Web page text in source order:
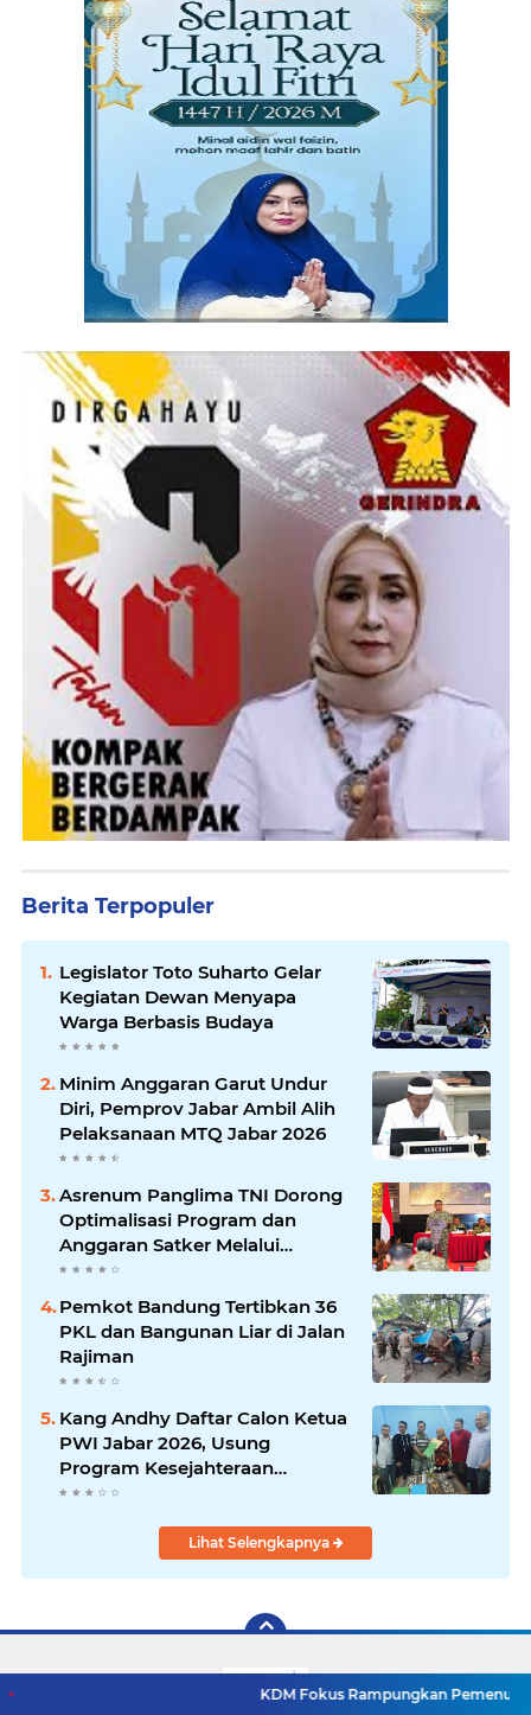
Berita Terpopuler
Legislator Toto Suharto Gelar
Kegiatan Dewan Menyapa
Warga Berbasis Budaya
Minim Anggaran Garut Undur
Diri, Pemprov Jabar Ambil Alih
Pelaksanaan MTQ Jabar 2026
Asrenum Panglima TNI Dorong
Optimalisasi Program dan
Anggaran Satker Melalui
Evaluasi Kinerja
Pemkot Bandung Tertibkan 36
PKL dan Bangunan Liar di Jalan
Rajiman
Kang Andhy Daftar Calon Ketua
PWI Jabar 2026, Usung
Program Kesejahteraan
Wartawan hingga Peluang Kerja
Lihat Selengkapnya
KDM Fokus Rampungkan Pemenuhan Layanan